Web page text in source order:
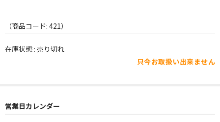
その他
（商品コード: 421）
在庫状態 : 売り切れ
只今お取扱い出来ません
営業日カレンダー